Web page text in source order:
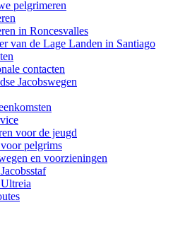
pelgrimeren
in Roncesvalles
van de Lage Landen in Santiago
contacten
Jacobswegen
voor de jeugd
pelgrims
en voorzieningen